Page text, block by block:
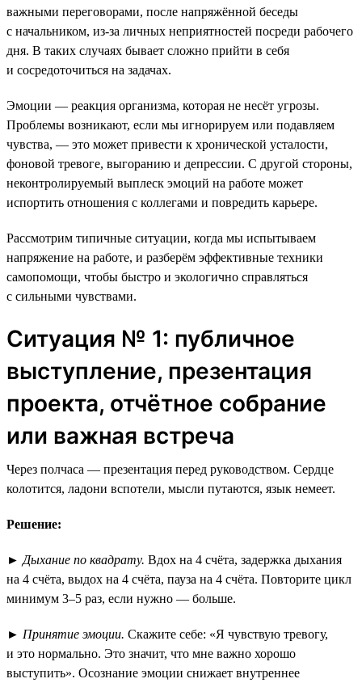
важными переговорами, после напряжённой беседы
с начальником, из-за личных неприятностей посреди рабочего
дня. В таких случаях бывает сложно прийти в себя
и сосредоточиться на задачах.
Эмоции — реакция организма, которая не несёт угрозы.
Проблемы возникают, если мы игнорируем или подавляем
чувства, — это может привести к хронической усталости,
фоновой тревоге, выгоранию и депрессии. С другой стороны,
неконтролируемый выплеск эмоций на работе может
испортить отношения с коллегами и повредить карьере.
Рассмотрим типичные ситуации, когда мы испытываем
напряжение на работе, и разберём эффективные техники
самопомощи, чтобы быстро и экологично справляться
с сильными чувствами.
Ситуация № 1: публичное
выступление, презентация
проекта, отчётное собрание
или важная встреча
Через полчаса — презентация перед руководством. Сердце
колотится, ладони вспотели, мысли путаются, язык немеет.
Решение:
► Дыхание по квадрату. Вдох на 4 счёта, задержка дыхания
на 4 счёта, выдох на 4 счёта, пауза на 4 счёта. Повторите цикл
минимум 3–5 раз, если нужно — больше.
► Принятие эмоции. Скажите себе: «Я чувствую тревогу,
и это нормально. Это значит, что мне важно хорошо
выступить». Осознание эмоции снижает внутреннее